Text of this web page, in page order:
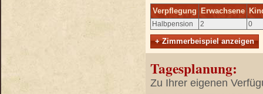
Verpflegung Erwachsene
Halbpension 2 0
+ Zimmerbeispiel anzeigen
Tagesplanung:
Zu Ihrer eigenen